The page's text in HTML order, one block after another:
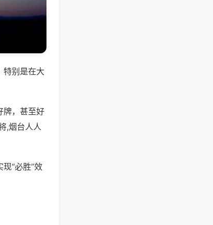
特别是在大
牌，甚至好
,烟台人人
“必胜”效